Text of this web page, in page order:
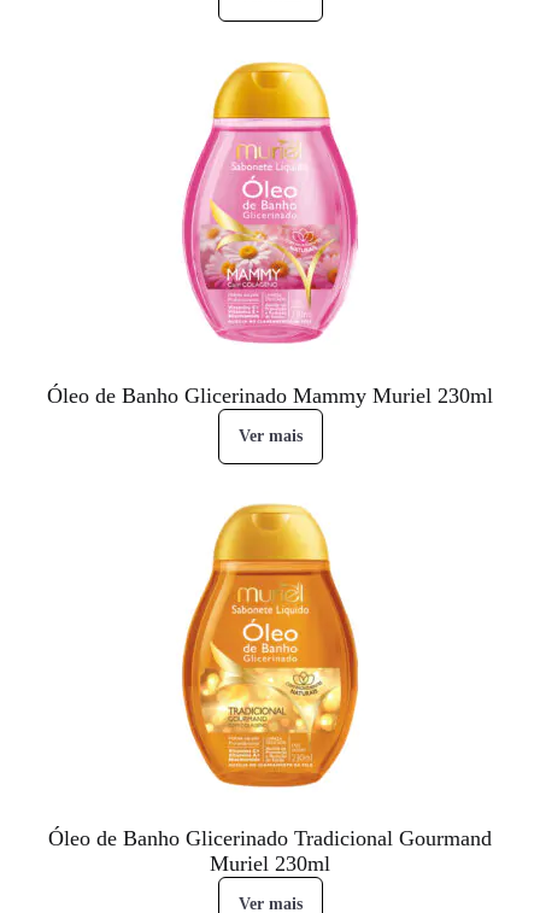
Óleo de Banho Glicerinado Mammy Muriel 230ml
Ver mais
Óleo de Banho Glicerinado Tradicional Gourmand
Muriel 230ml
Ver mais